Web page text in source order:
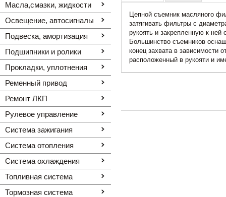
Масла,смазки, жидкости
Освещение, автоcигналы
Подвеска, амортизация
Подшипники и ролики
Прокладки, уплотнения
Ременный привод
Ремонт ЛКП
Рулевое управление
Система зажигания
Система отопления
Система охлаждения
Топливная система
Тормозная система
Цепной съемник масляного
затягивать фильтры с
рукоять и закрепленную к ней
Большинство съемников
конец захвата в зависимости
расположенный в рукояти и